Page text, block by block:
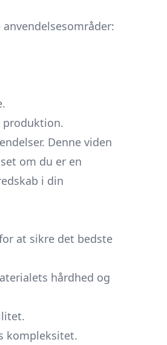
produktion.
Denne viden
om du er en
i din
at sikre det bedste
hårdhed og
kompleksitet.